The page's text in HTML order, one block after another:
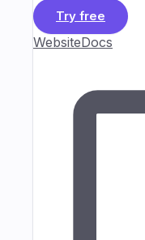
Try free
WebsiteDocs